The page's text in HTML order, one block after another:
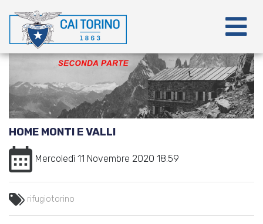
HOME MONTI E VALLI
Mercoledì 11 Novembre 2020 18:59
rifugiotorino